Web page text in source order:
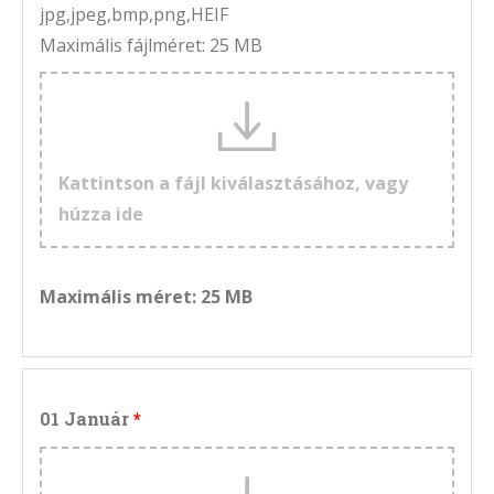
jpg,jpeg,bmp,png,HEIF
Maximális fájlméret: 25 MB
Kattintson a fájl kiválasztásához, vagy
húzza ide
Maximális méret: 25 MB
01 Január